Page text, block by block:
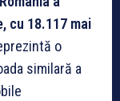
cu 18.117 mai
o
similară a